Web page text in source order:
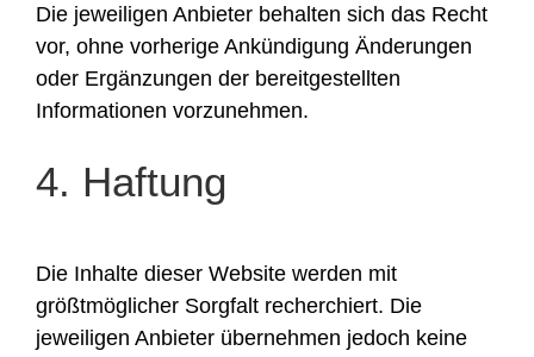
Die jeweiligen Anbieter behalten sich das Recht
vor, ohne vorherige Ankündigung Änderungen
oder Ergänzungen der bereitgestellten
Informationen vorzunehmen.
4. Haftung
Die Inhalte dieser Website werden mit
größtmöglicher Sorgfalt recherchiert. Die
jeweiligen Anbieter übernehmen jedoch keine